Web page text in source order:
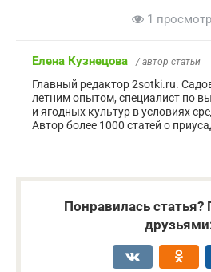
1
Елена Кузнецова / автор статьи
Главный редактор 2sotki.ru.
летним опытом, специалист по
и ягодных культур в условиях
Автор более 1000 статей о
Понравилась статья?